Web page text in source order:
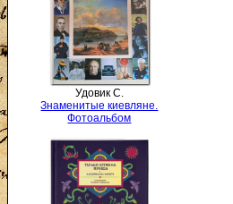
Удовик С.
Знаменитые киевляне.
Фотоальбом